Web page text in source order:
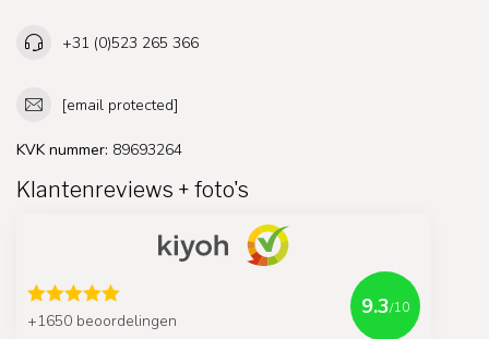
+31 (0)523 265 366
[email protected]
KVK nummer: 89693264
Klantenreviews + foto's
+1650 beoordelingen
9.3/10